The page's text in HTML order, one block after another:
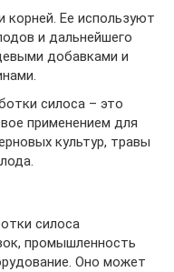
корней. Ее используют
и дальнейшего
добавками и
силоса – это
применением для
культур, травы
силоса
промышленность
Оно может